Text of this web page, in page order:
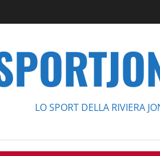
LO SPORT DELLA RIVIERA